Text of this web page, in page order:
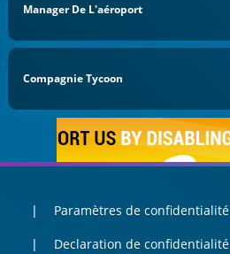
Manager De L'aéroport
Compagnie Tycoon
Paramètres de confidentialité
Declaration de confidentialité